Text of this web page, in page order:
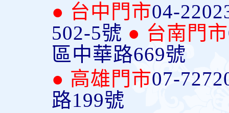
● 台中門市04-
502-5號 ● 台南門市
區中華路669號
● 高雄門市07-
路199號